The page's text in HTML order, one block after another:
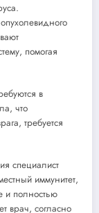
помогая
в
что
требуется
специалист
иммунитет,
полностью
врач, согласно